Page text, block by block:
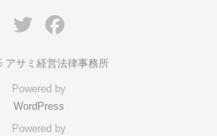
TwitterFacebook
アサミ経営法律事務所
Powered by
WordPress
Powered by